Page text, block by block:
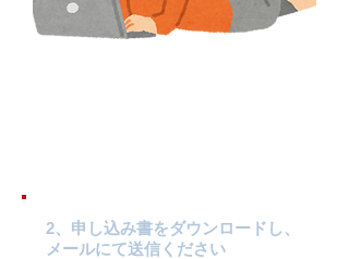
2、申し込み書をダウンロードし、
メールにて送信ください